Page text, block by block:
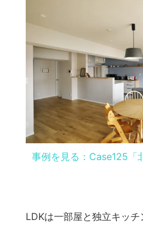
事例を見る：Case125「
LDKは一部屋と独立キッ